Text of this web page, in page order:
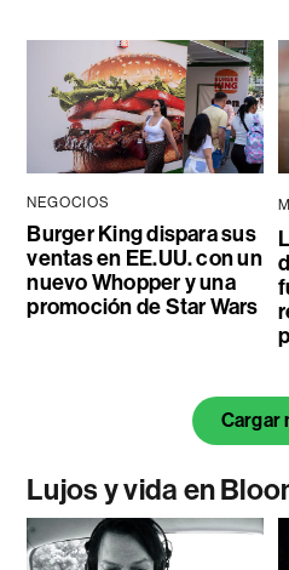
NEGOCIOS
Burger King dispara sus
ventas en EE.UU. con un
nuevo Whopper y una
promoción de Star Wars
Cargar
Lujos y vida en